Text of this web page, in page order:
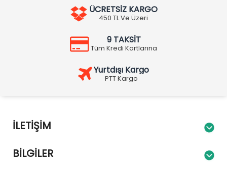
ÜCRETSİZ KARGO
450 TL Ve Üzeri
9 TAKSİT
Tüm Kredi Kartlarına
Yurtdışı Kargo
PTT Kargo
İLETIŞIM
BILGILER